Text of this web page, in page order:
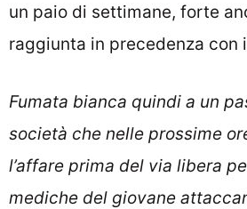
un paio di settimane, forte
raggiunta in precedenza con
Fumata bianca quindi a un
società che nelle prossime
l’affare prima del via libera
mediche del giovane